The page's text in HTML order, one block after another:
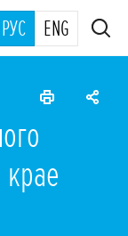
РУС ENG